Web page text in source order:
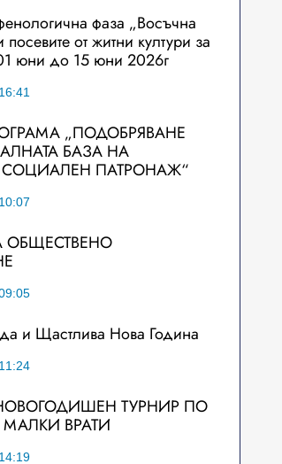
фаза „Восъчна
посевите от житни култури за
юни до 15 юни 2026г
„ПОДОБРЯВАНЕ
БАЗА НА
ПАТРОНАЖ“
ОБЩЕСТВЕНО
и Щастлива Нова Година
ТУРНИР ПО
ВРАТИ